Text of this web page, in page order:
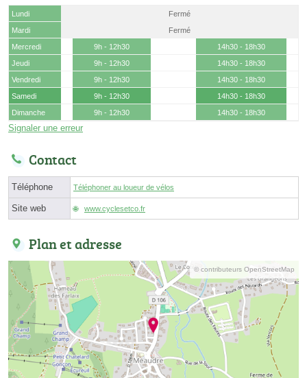
Lundi
Fermé
Mardi
Fermé
Mercredi
9h - 12h30
14h30 - 18h30
Jeudi
9h - 12h30
14h30 - 18h30
Vendredi
9h - 12h30
14h30 - 18h30
Samedi
9h - 12h30
14h30 - 18h30
Dimanche
9h - 12h30 14h30 - 18h30
Signaler une erreur
Contact
Téléphone Téléphoner au loueur de vélos
Site web www.cyclesetco.fr
Plan et adresse
© contributeurs OpenStreetMap